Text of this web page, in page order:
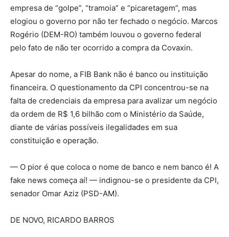
empresa de “golpe”, “tramoia” e “picaretagem”, mas
elogiou o governo por não ter fechado o negócio. Marcos
Rogério (DEM-RO) também louvou o governo federal
pelo fato de não ter ocorrido a compra da Covaxin.
Apesar do nome, a FIB Bank não é banco ou instituição
financeira. O questionamento da CPI concentrou-se na
falta de credenciais da empresa para avalizar um negócio
da ordem de R$ 1,6 bilhão com o Ministério da Saúde,
diante de várias possíveis ilegalidades em sua
constituição e operação.
— O pior é que coloca o nome de banco e nem banco é! A
fake news começa aí! — indignou-se o presidente da CPI,
senador Omar Aziz (PSD-AM).
DE NOVO, RICARDO BARROS